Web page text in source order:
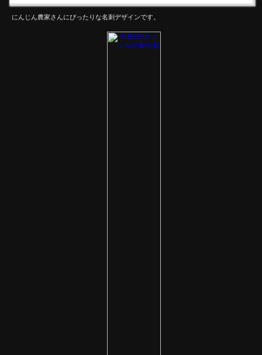
にんじん農家さんにぴったりな名刺デザインです。